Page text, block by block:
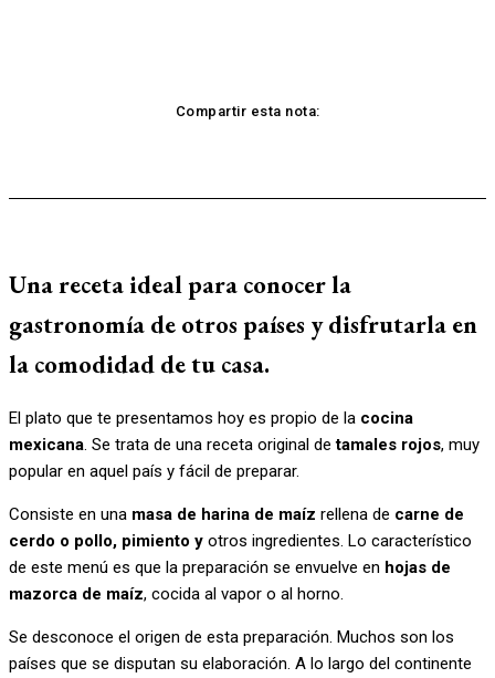
Una receta ideal para conocer la
gastronomía de otros países y disfrutarla en
la comodidad de tu casa.
El plato que te presentamos hoy es propio de la cocina
mexicana. Se trata de una receta original de tamales rojos, muy
popular en aquel país y fácil de preparar.
Consiste en una masa de harina de maíz rellena de carne de
cerdo o pollo, pimiento y otros ingredientes. Lo característico
de este menú es que la preparación se envuelve en hojas de
mazorca de maíz, cocida al vapor o al horno.
Se desconoce el origen de esta preparación. Muchos son los
países que se disputan su elaboración. A lo largo del continente
Compartir esta nota: